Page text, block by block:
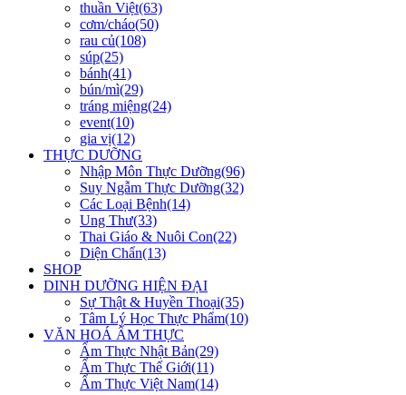
thuần Việt(63)
cơm/cháo(50)
rau củ(108)
súp(25)
bánh(41)
bún/mì(29)
tráng miệng(24)
event(10)
gia vị(12)
THỰC DƯỠNG
Nhập Môn Thực Dưỡng(96)
Suy Ngẫm Thực Dưỡng(32)
Các Loại Bệnh(14)
Ung Thư(33)
Thai Giáo & Nuôi Con(22)
Diện Chẩn(13)
SHOP
DINH DƯỠNG HIỆN ĐẠI
Sự Thật & Huyền Thoại(35)
Tâm Lý Học Thực Phẩm(10)
VĂN HOÁ ẨM THỰC
Ẩm Thực Nhật Bản(29)
Ẩm Thực Thế Giới(11)
Ẩm Thực Việt Nam(14)